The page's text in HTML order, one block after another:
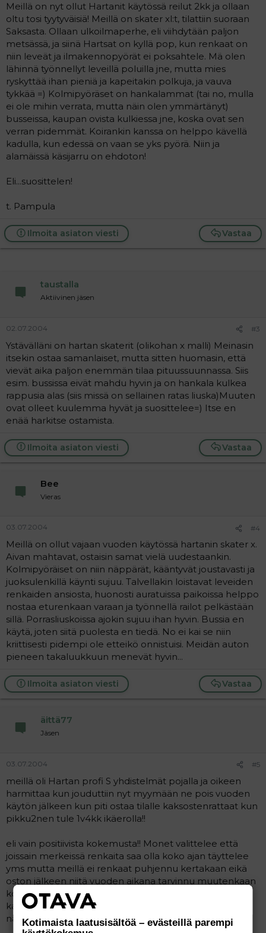
Meillä on nyt ollut Hartanit käytössä reilut 2kk ja ollaan
oltu tosi tyytyväisiä! Meillä on skater xl:t, tilattiin suoraan
Saksasta. Ollaan ulkoilmaperhe, eli viihdytään paljon
metsässä, ja siinä Hartsat on kyllä pop, kun renkaat on
niin leveät ja ilmakennopyörät ei poksahtele. Mä olen
lähinnä työnnellyt leveillä poluilla jne, mutta mies
ryskyttää ihan pieniä ja kapeitakin polkuja, ja vauva
tykkää =) Kolmipyöräset on hankalammat (tai no, mulla
ei ole mihin verrata, mutta näin olen ymmärtänyt)
busseissa, kaupan ovista kulkiessa jne, koska ovat sen
verran pidemmät. Koirankin kanssa on helppo kävellä
kadulla, kun edessä on vaan se yks pyörä. Niin ja
alamäissä käsijarru on ehdoton!
Eli...suosittelen!
t. Pampula
Vastaa
Ilmoita asiaton viesti
taustalla
Aktiivinen jäsen
02.07.2004 #3
Ystävälläni on hartan skaterit (olikohan x malli) Meinasin
itsekin ostaa samanlaiset, mutta sitten huomasin, että
vievät aika paljon enemmän tilaa pituussuunnassa. Siis
esim. bussissa eivät mahdu hyvin ja on hankala kulkea
rappusia alas (siis missä on sellainen ratas liuska)Muuten
ovat olleet kuulemma hyvät ja suosittelee=) Itse en
enää harkitse ostamista.
Vastaa
Ilmoita asiaton viesti
Bee
Vieras
03.07.2004 #4
Meillä on ollut vajaan vuoden käytössä hartanin skater x.
Aivan mahtavat, ostaisin samat vielä uudestaankin.
Kolmipyöräiset on niin näppärät, kääntyvät joustavasti ja
juoksulenkillä käynti sujuu. Talvellakin loistavat leveiden
renkaiden ansiosta, huonosti auratuissa paikoissa helppo
nostaa eturenkaan varaan ja työnnellä railot pelkästään
sillä. Porrasliuskoissa ajokin sujuu ihan hyvin. Bussia en
käytä, joten siitä puolesta en tiedä. No ei kai se niin
kriittisesti pidempi ole etteikö onnistuisi. Meidän auton
pieneen takaluukkuun menevät hyvin...
Vastaa
Ilmoita asiaton viesti
äittä77
Jäsen
03.07.2004 #5
meillä oli Hartan profi S yhdistelmät pojalla ja oikeen
harmittaa kun jouduttiin nyt myymään ne pois vuoden
käytön jälkeen kun piti ostaa tilalle kaksostenrattaat kun
pikku2nen tule 1v4kk ikäerolla!!
eli vain positiivista kokemusta!! Monet valittelee että
joissain merkeissä renkaita saa olla koko ajan täyttelee
yms mutta meillä ei renkaat puhjennu kertakaan eikä
oston jälkeen niitä vuoden aikana tarvinnu muutenkaan
koskaan täyttää!!!
kankaat oli kestävät ja helppohoitoiset,mutenkin
näppärät kärrit!!
Kotimaista laatusisältöä – evästeillä parempi